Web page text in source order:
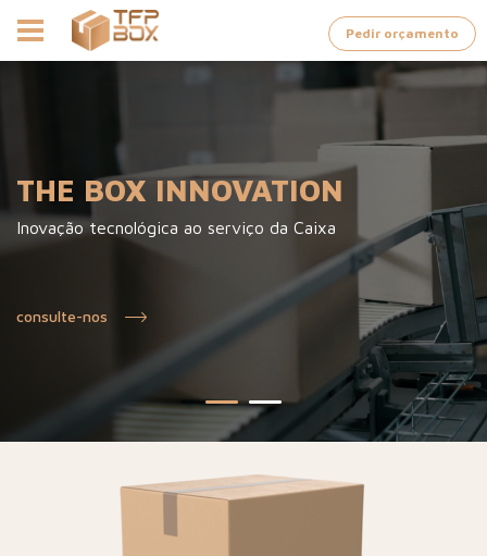
Pedir orçamento
THE BOX INNOVATION
Inovação tecnológica ao serviço da Caixa
consulte-nos